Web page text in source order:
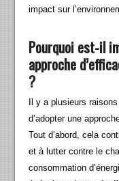
impact sur
Pourquoi est-il
approche
?
Il y a plusieurs
d’adopter une
Tout d’abord, cela
et à lutter contre le
consommation